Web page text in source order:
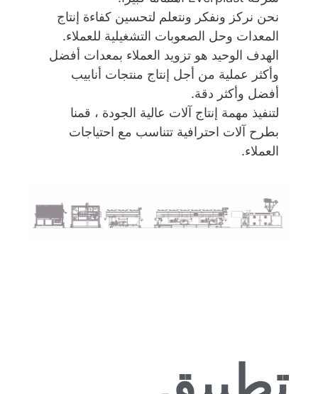
نحن نركز ونفكر ونتعلم لتحسين كفاءة إنتاج
المعدات وحل الصعوبات التشغيلية للعملاء.
الهدف الوحيد هو تزويد العملاء بمعدات أفضل
وأكثر عملية من أجل إنتاج منتجات أنابيب
أفضل وأكثر دقة.
لتنفيذ مهمة إنتاج آلات عالية الجودة ، قمنا
بطرح آلات احترافية تتناسب مع احتياجات
العملاء.